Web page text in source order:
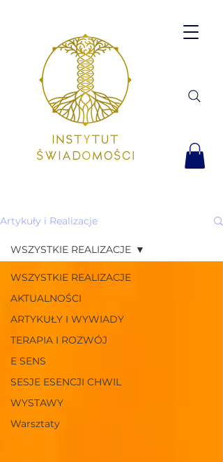
Artykuły i Realizacje
WSZYSTKIE REALIZACJE
AKTUALNOŚCI
ARTYKUŁY I WYWIADY
TERAPIA I ROZWÓJ
E SENS
SESJE ESENCJI CHWIL
WYSTAWY
Warsztaty
WSZYSTKIE REALIZACJE